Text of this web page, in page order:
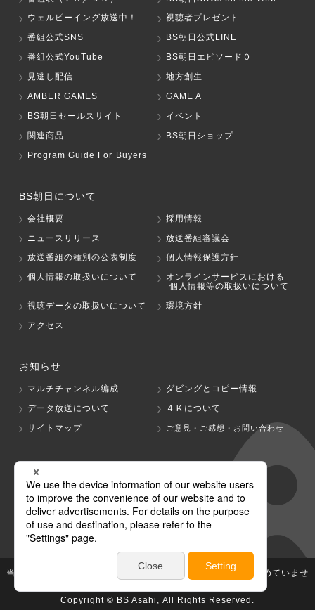
ウェルビーイング放送中！
視聴者プレゼント
番組公式SNS
BS朝日公式LINE
番組公式YouTube
BS朝日エピソード０
見逃し配信
地方創生
AMBER GAMES
GAME A
BS朝日セールスサイト
イベント
関連商品
BS朝日ショップ
Program Guide For Buyers
BS朝日について
会社概要
採用情報
ニュースリリース
放送番組審議会
放送番組の種別の公表制度
個人情報保護方針
個人情報の取扱いについて
オンラインサービスにおける
個人情報等の取扱いについて
視聴データの取扱いについて
環境方針
アクセス
お知らせ
マルチチャンネル編成
ダビングとコピー情報
データ放送について
４Ｋについて
サイトマップ
ご意見・ご感想・お問い合わせ
グループ会社
テレビ朝日 テレ朝チャンネル
当社が著作権、著作隣接権を有する放送番組等の無断利用は認めていませ
ん。
Copyright © BS Asahi, All Rights Reserved.